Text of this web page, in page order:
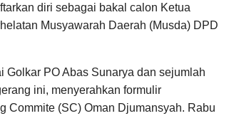
diri sebagai bakal calon Ketua
Musyawarah Daerah (Musda) DPD
Golkar PO Abas Sunarya dan sejumlah
ini, menyerahkan formulir
Commite (SC) Oman Djumansyah. Rabu